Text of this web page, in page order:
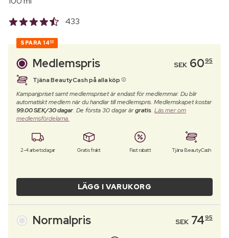
433
SPARA 14 00
Medlemspris SEK 6095
Tjäna BeautyCash på alla köp
Kampanjpriset samt medlemspriset är endast för medlemmar. Du blir
automatiskt medlem när du handlar till medlemspris. Medlemskapet kostar
99.00 SEK/30 dagar. De första 30 dagar ärgratis. Läs mer om
medlemsfördelarna.
2-4 arbetsdagar Gratis frakt Fast rabatt Tjäna BeautyCash
LÄGG I VARUKORG
Normalpris SEK 7495